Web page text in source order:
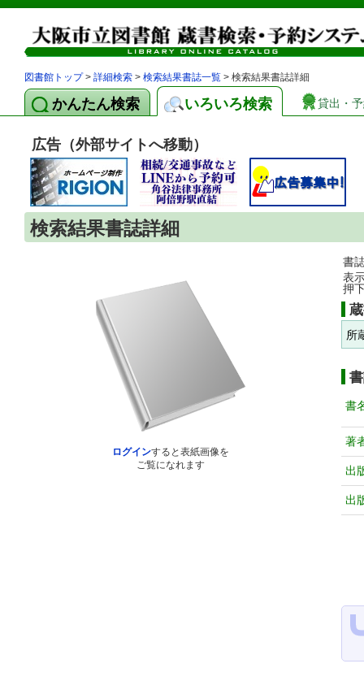
図書館トップ> 詳細検索 > 検索結果書誌一覧 > 検索結果書誌詳細
かんたん検索 いろいろ検索 貸出・
広告（外部サイトへ移動）
検索結果書誌詳細
ログインすると表紙画像を
ご覧になれます
書
表
押
所
書
著
出
出